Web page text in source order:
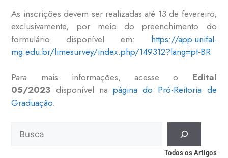
As inscrições devem ser realizadas até 13 de fevereiro,
exclusivamente, por meio do preenchimento do
formulário disponível em: https://app.unifal-
mg.edu.br/limesurvey/index.php/149312?lang=pt-BR
Para mais informações, acesse o Edital
05/2023 disponível na página do Pró-Reitoria de
Graduação.
Todos os Artigos